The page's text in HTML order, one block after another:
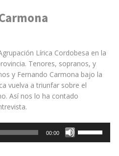
Lírica Cordobesa en la
Tenores, sopranos, y
y Fernando Carmona bajo la
vuelva a triunfar sobre el
Así nos lo ha contado
00:00